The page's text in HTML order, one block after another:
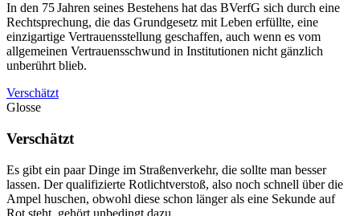
In den 75 Jahren seines Bestehens hat das BVerfG sich durch eine
Rechtsprechung, die das Grundgesetz mit Leben erfüllte, eine
einzigartige Vertrauensstellung geschaffen, auch wenn es vom
allgemeinen Vertrauensschwund in Institutionen nicht gänzlich
unberührt blieb.
Verschätzt
Glosse
Verschätzt
Es gibt ein paar Dinge im Straßenverkehr, die sollte man besser
lassen. Der qualifizierte Rotlichtverstoß, also noch schnell über die
Ampel huschen, obwohl diese schon länger als eine Sekunde auf
Rot steht, gehört unbedingt dazu.